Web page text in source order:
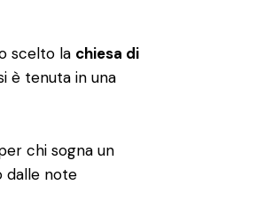
scelto la chiesa di
è tenuta in una
chi sogna un
dalle note